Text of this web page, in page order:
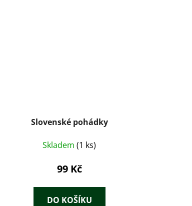
Slovenské pohádky
Skladem(1 ks)
99 Kč
DO KOŠÍKU